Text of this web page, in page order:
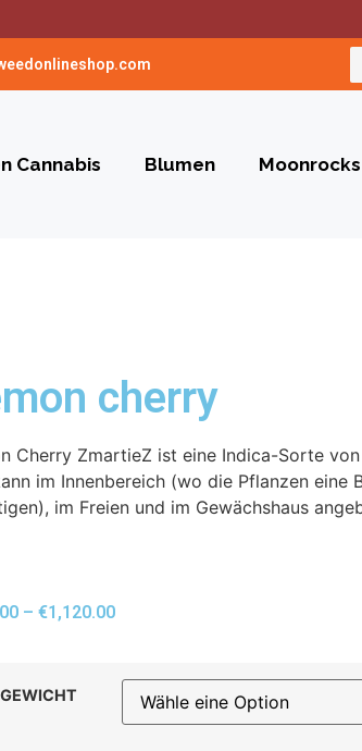
Cannabis Blumen Moonrocks
cherry
Cherry ZmartieZ ist eine Indica-Sorte
im Innenbereich (wo die Pflanzen eine
im Freien und im Gewächshaus
– €1,120.00
GEWICHT